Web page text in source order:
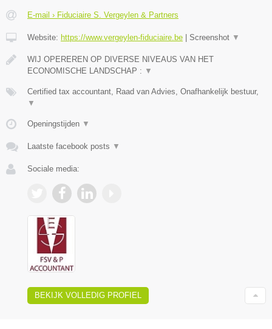
E-mail › Fiduciaire S. Vergeylen & Partners
Website: https://www.vergeylen-fiduciaire.be | Screenshot ▼
WIJ OPEREREN OP DIVERSE NIVEAUS VAN HET
ECONOMISCHE LANDSCHAP : ▼
Certified tax accountant, Raad van Advies, Onafhankelijk bestuur,
▼
Openingstijden ▼
Laatste facebook posts ▼
Sociale media:
BEKIJK VOLLEDIG PROFIEL